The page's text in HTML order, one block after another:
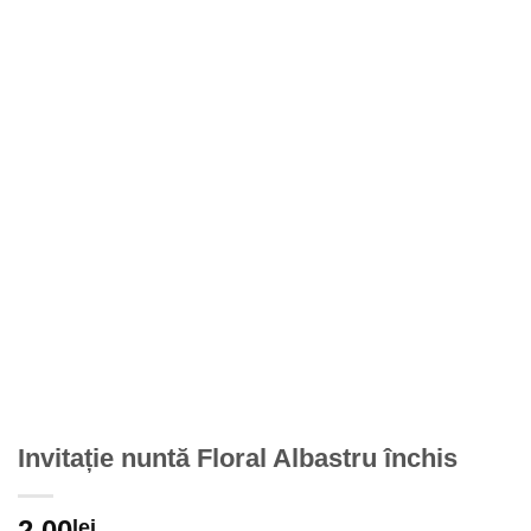
Invitație nuntă Floral Albastru închis